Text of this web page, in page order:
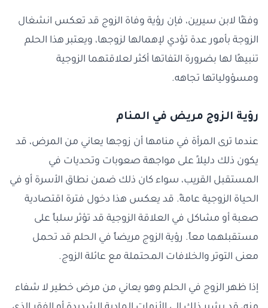
وفقًا لابن سيرين، فإن رؤية وفاة الزوج قد تعكس انشغال
الزوجة بأمور عدة تؤدي لإهمالها لزوجها، ويعتبر هذا الحلم
تنبيهًا لها بضرورة التفاتها أكثر لعلاقتهما الزوجية
ومسؤولياتها تجاهه.
رؤية الزوج مريض في المنام
عندما ترى المرأة في منامها أن زوجها يعاني من المرض، قد
يكون ذلك دليلاً على مواجهة صعوبات وتحديات في
المستقبل القريب، سواء كان ذلك ضمن نطاق الأسرة أو في
الحياة الزوجية عامةً. قد يعكس هذا دخول فترة اقتصادية
صعبة أو مشاكل في العلاقة الزوجية قد تؤثر سلباً على
مستقبلهما معاً. رؤية الزوج مريضاً في الحلم قد تحمل
معنى التوتر والخلافات المحتملة مع عائلة الزوج.
إذا ظهر الزوج في الحلم وهو يعاني من مرض خطير لا شفاء